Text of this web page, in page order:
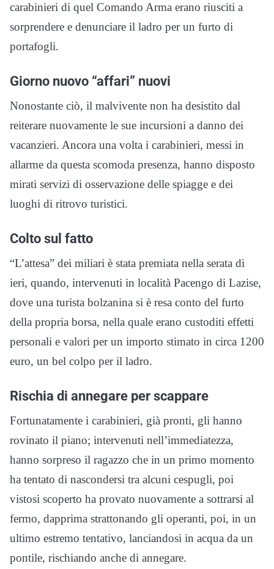
carabinieri di quel Comando Arma erano riusciti a
sorprendere e denunciare il ladro per un furto di
portafogli.
Giorno nuovo “affari” nuovi
Nonostante ciò, il malvivente non ha desistito dal
reiterare nuovamente le sue incursioni a danno dei
vacanzieri. Ancora una volta i carabinieri, messi in
allarme da questa scomoda presenza, hanno disposto
mirati servizi di osservazione delle spiagge e dei
luoghi di ritrovo turistici.
Colto sul fatto
“L’attesa” dei miliari è stata premiata nella serata di
ieri, quando, intervenuti in località Pacengo di Lazise,
dove una turista bolzanina si è resa conto del furto
della propria borsa, nella quale erano custoditi effetti
personali e valori per un importo stimato in circa 1200
euro, un bel colpo per il ladro.
Rischia di annegare per scappare
Fortunatamente i carabinieri, già pronti, gli hanno
rovinato il piano; intervenuti nell’immediatezza,
hanno sorpreso il ragazzo che in un primo momento
ha tentato di nascondersi tra alcuni cespugli, poi
vistosi scoperto ha provato nuovamente a sottrarsi al
fermo, dapprima strattonando gli operanti, poi, in un
ultimo estremo tentativo, lanciandosi in acqua da un
pontile, rischiando anche di annegare.